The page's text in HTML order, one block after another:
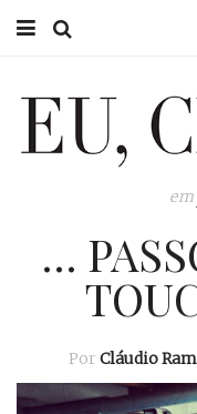
EU CLÁUDIO
EU NA TV
EU, PAI
em
…
Por Cláudio